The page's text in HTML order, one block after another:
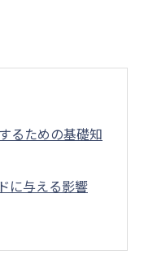
るための基礎知
に与える影響
リスク管理